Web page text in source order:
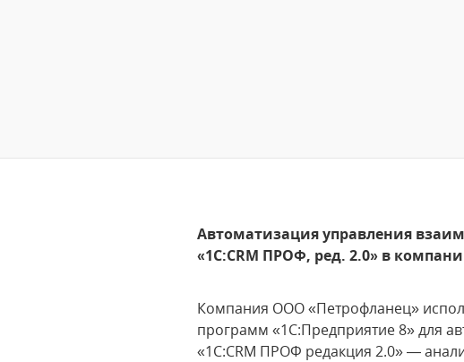
Автоматизация управления
«1С:CRM ПРОФ, ред. 2.0» в
Компания ООО «Петрофланец»
программ «1С:Предприятие 8» для
«1С:CRM ПРОФ редакция 2.0» —